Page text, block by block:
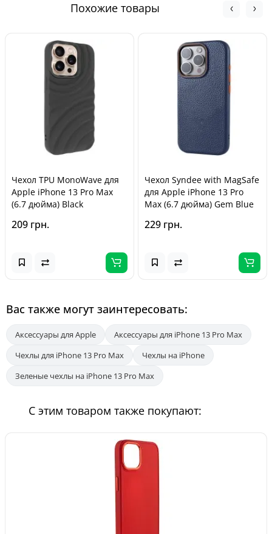
защите прав потребителей».
Похожие товары
Чехол TPU MonoWave для
Apple iPhone 13 Pro Max
(6.7 дюйма) Black
209 грн.
Чехол Syndee with MagSafe
для Apple iPhone 13 Pro
Max (6.7 дюйма) Gem Blue
229 грн.
Вас также могут заинтересовать:
Аксессуары для Apple
Аксессуары для iPhone 13 Pro Max
Чехлы для iPhone 13 Pro Max
Чехлы на iPhone
Зеленые чехлы на iPhone 13 Pro Max
С этим товаром также покупают: